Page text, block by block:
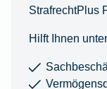
StrafrechtPlus
Hilft Ihnen